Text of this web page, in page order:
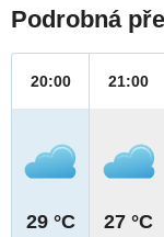
Podrobná
20:00
29 °C
21:00
27 °C